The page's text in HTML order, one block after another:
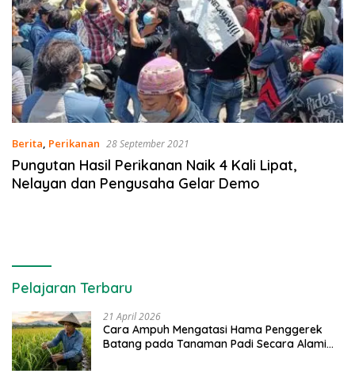
Berita, Perikanan 28 September 2021
Pungutan Hasil Perikanan Naik 4 Kali Lipat,
Nelayan dan Pengusaha Gelar Demo
Pelajaran Terbaru
21 April 2026
Cara Ampuh Mengatasi Hama Penggerek
Batang pada Tanaman Padi Secara Alami